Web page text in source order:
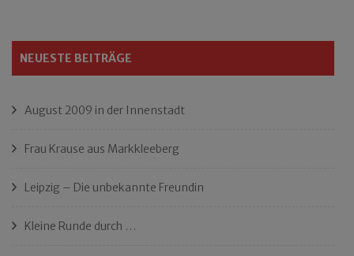
NEUESTE BEITRÄGE
August 2009 in der Innenstadt
Frau Krause aus Markkleeberg
Leipzig – Die unbekannte Freundin
Kleine Runde durch …